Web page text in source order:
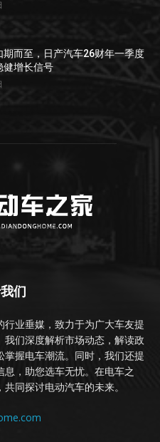
期而至，日产汽车26财年一季度
健增长信号
们
业垂媒，致力于为广大车友提
们深度解析市场动态，解读政
握电车潮流。同时，我们还提
，助您选车无忧。在电车之
同探讨电动汽车的未来。